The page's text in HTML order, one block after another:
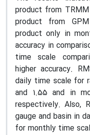
product from TRMM
product from
product only in
accuracy in
time scale
higher accuracy.
daily time scale for
and 1.55 and in
respectively. Also,
gauge and basin in
for monthly time